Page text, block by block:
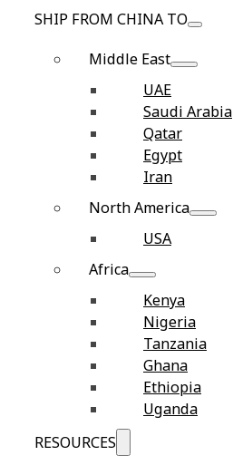
SHIP FROM CHINA TO
Middle East
UAE
Saudi Arabia
Qatar
Egypt
Iran
North America
USA
Africa
Kenya
Nigeria
Tanzania
Ghana
Ethiopia
Uganda
RESOURCES